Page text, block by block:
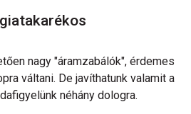
nagy "áramzabálók", érdemes
váltani. De javíthatunk valamit a
néhány dologra.